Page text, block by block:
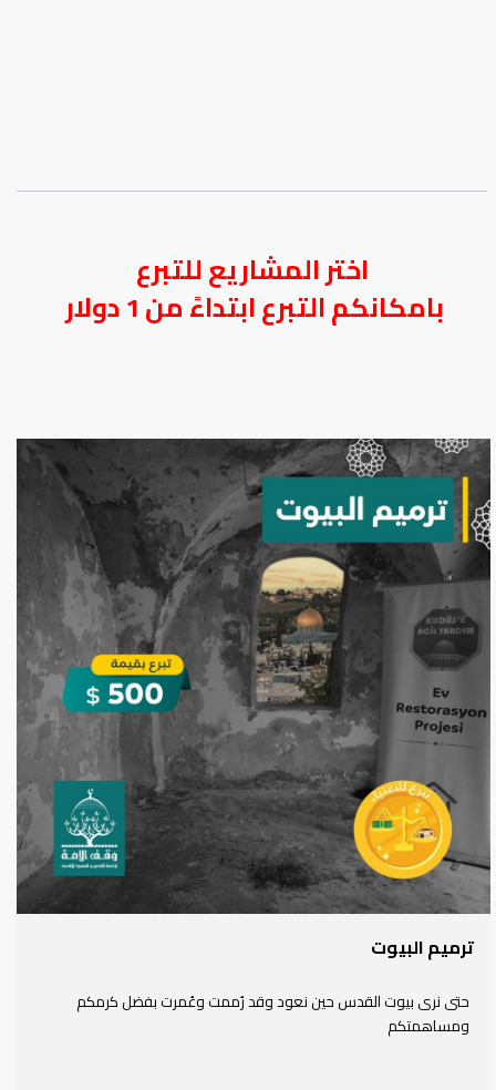
اختر المشاريع للتبرع
بامكانكم التبرع ابتداءً من 1 دولار
ترميم البيوت
حتى نرى بيوت القدس حين نعود وقد رُممت وعُمرت بفضل كرمكم
ومساهمتكم